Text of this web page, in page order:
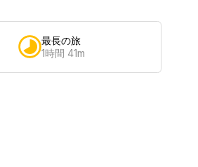
最長の旅
1時間 41m